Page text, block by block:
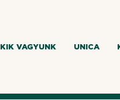
KIK VAGYUNK UNICA